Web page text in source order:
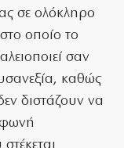
σε ολόκληρο
οποίο το
σαν
καθώς
διστάζουν να